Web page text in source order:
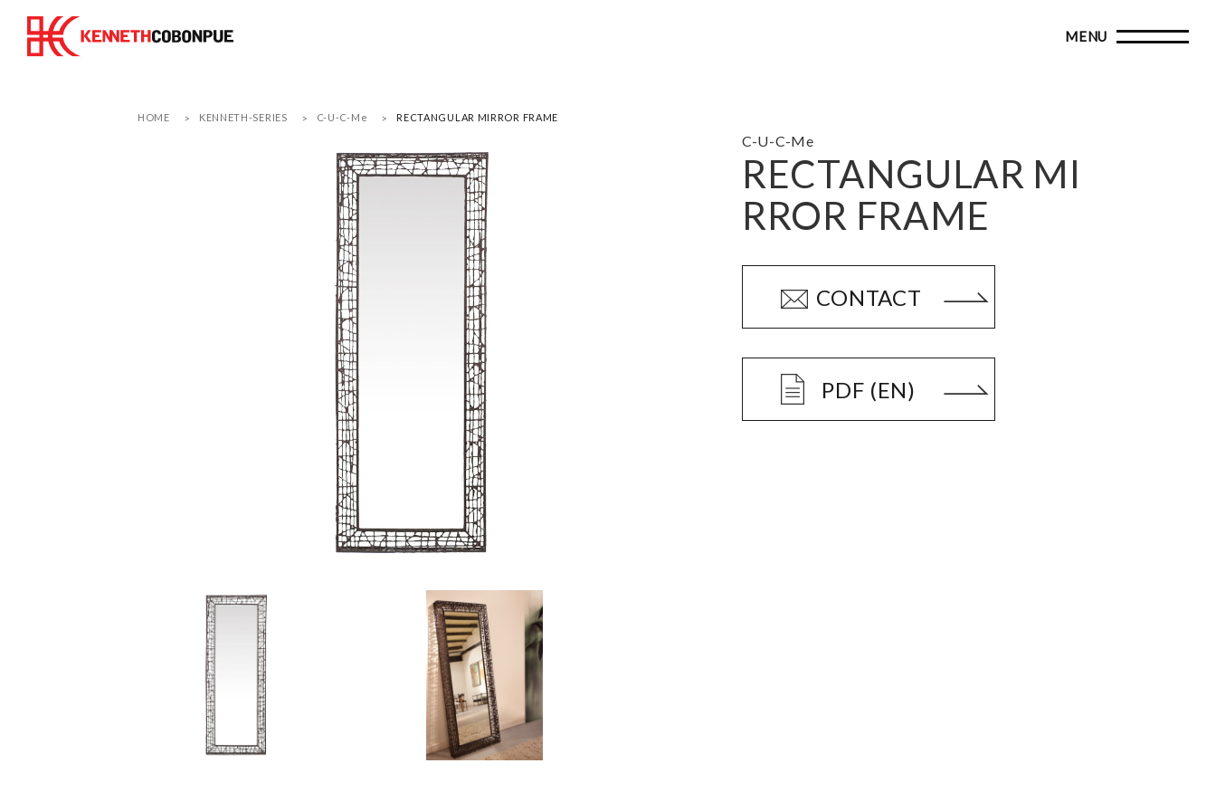
HOME KENNETH-SERIES C-U-C-Me RECTANGULAR MIRROR FRAME
C-U-C-Me
RECTANGULAR MI
RROR FRAME
CONTACT
PDF (EN)